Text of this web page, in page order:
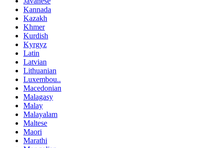
Kannada
Kazakh
Khmer
Kurdish
Kyrgyz
Latin
Latvian
Lithuanian
Luxembou..
Macedonian
Malagasy
Malay
Malayalam
Maltese
Maori
Marathi